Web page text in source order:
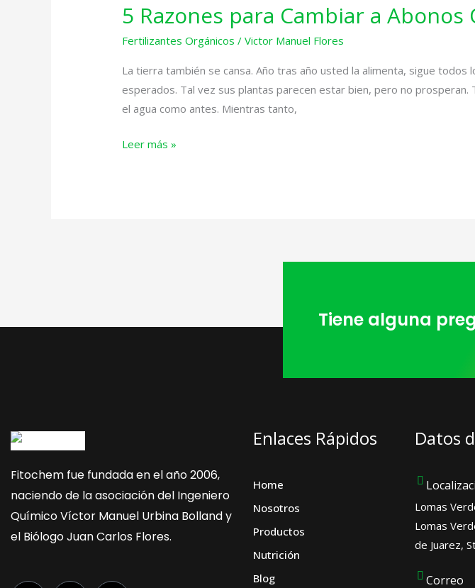
5 Razones para Cambiar a
Fertilizantes Orgánicos /Victor Manuel Flores
La tierra también se cansa. Año tras año usted la alimenta, sigue
esperados. Tal vez sus plantas parecen estar bien, pero no
el agua como antes. Mientras tanto,
para
Abonos
Orgánicos
y
su
Leer más »
Tiene alguna
Fitochem fue fundada en el año 2006,
naciendo de la asociación del Ingeniero
Químico Víctor Manuel Urbina Bolland y
el Biólogo Juan Carlos Flores.
Enlaces Rápidos
Home
Nosotros
Productos
Nutrición
Blog
Datos
Lomas
Lomas
de Juarez,
Correo